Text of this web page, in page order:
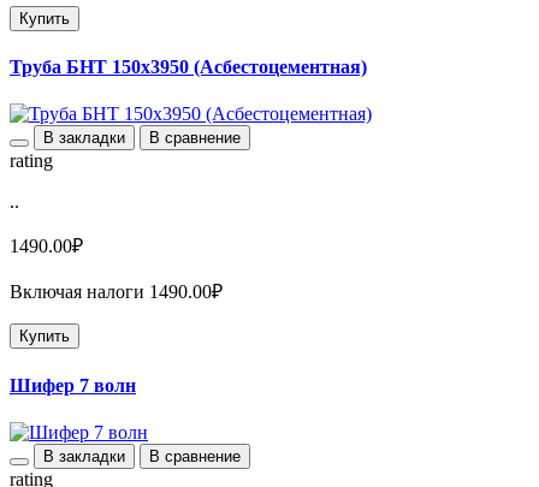
Купить
Труба БНТ 150х3950 (Асбестоцементная)
В закладки В сравнение
rating
..
1490.00₽
Включая налоги 1490.00₽
Купить
Шифер 7 волн
В закладки В сравнение
rating